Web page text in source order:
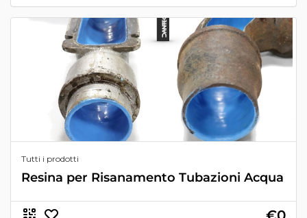
Tutti i prodotti
Resina per Risanamento Tubazioni Acqua